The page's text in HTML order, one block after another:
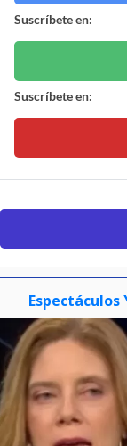
Suscríbete en:
Suscríbete en:
Espectáculos